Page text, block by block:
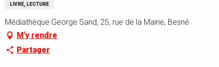
LIVRE, LECTURE
Médiathèque George Sand, 25, rue de la Mairie, Besné
M'y rendre
Partager